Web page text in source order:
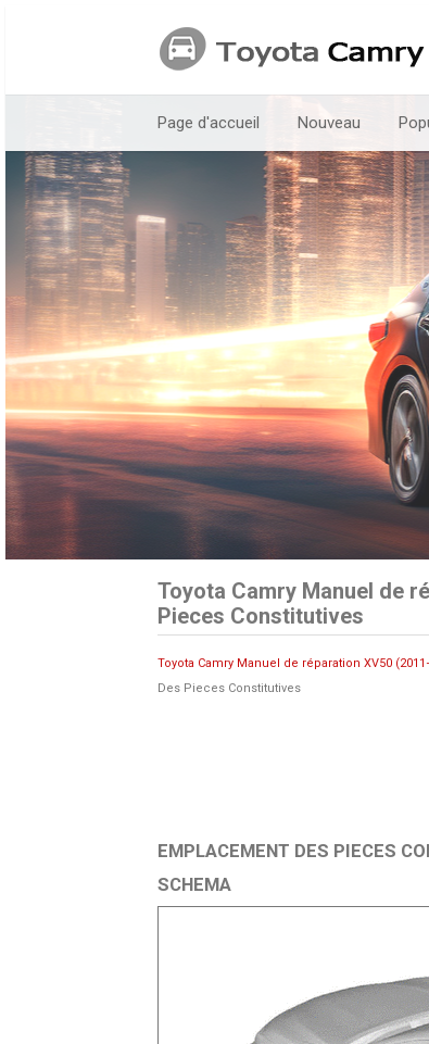
Page d'accueil Nouveau
Toyota Camry Manuel de
Pieces Constitutives
Toyota Camry Manuel de réparation XV50
Des Pieces Constitutives
EMPLACEMENT DES PIECES
SCHEMA